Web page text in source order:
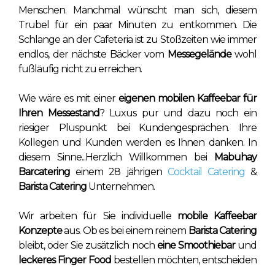
Menschen. Manchmal wünscht man sich, diesem
Trubel für ein paar Minuten zu entkommen. Die
Schlange an der Cafeteria ist zu Stoßzeiten wie immer
endlos, der nächste Bäcker vom Messegeländewohl
fußläufig nicht zu erreichen.
Wie wäre es mit einer eigenen mobilen Kaffeebar für
Ihren Messestand? Luxus pur und dazu noch ein
riesiger Pluspunkt bei Kundengesprächen. Ihre
Kollegen und Kunden werden es Ihnen danken. In
diesem Sinne...Herzlich Willkommen bei
Mabuhay
Barcatering einem 28 jährigen Cocktail Catering &
Barista Catering Unternehmen.
Wir arbeiten für Sie individuelle mobile Kaffeebar
Konzepteaus. Ob es bei einem reinem Barista Catering
bleibt, oder Sie zusätzlich noch eine Smoothiebarund
leckeres Finger Food bestellen möchten, entscheiden